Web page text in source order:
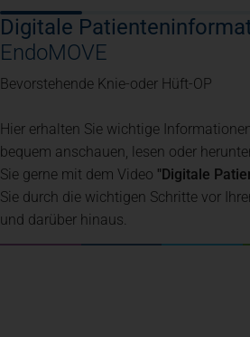
Digitale
EndoMOVE
Bevorstehende Knie-oder Hüft-OP
Hier erhalten Sie wichtige
bequem anschauen, lesen oder
Sie gerne mit dem Video "Digitale
Sie durch die wichtigen Schritte vor
und darüber hinaus.